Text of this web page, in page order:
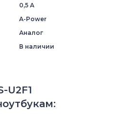
0,5 А
A-Power
Аналог
В наличии
U2F1